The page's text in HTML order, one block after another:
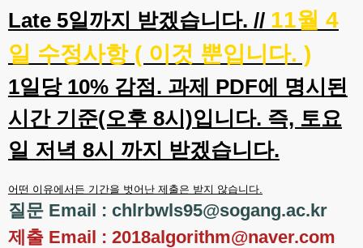
Late 5일까지 받겠습니다. // 11월 4
일 수정사항 ( 이것 뿐입니다. )
1일당 10% 감점. 과제 PDF에 명시된
시간 기준(오후 8시)입니다. 즉, 토요
일 저녁 8시 까지 받겠습니다.
어떤 이유에서든 기간을 벗어난 제출은 받지 않습니다.
질문 Email : chlrbwls95@sogang.ac.kr
제출 Email : 2018algorithm@naver.com